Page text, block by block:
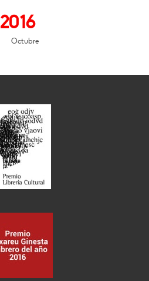
2016
Octubre